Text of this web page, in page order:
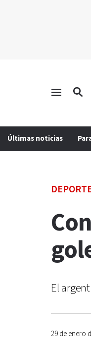
Últimas noticias
El
29 de enero